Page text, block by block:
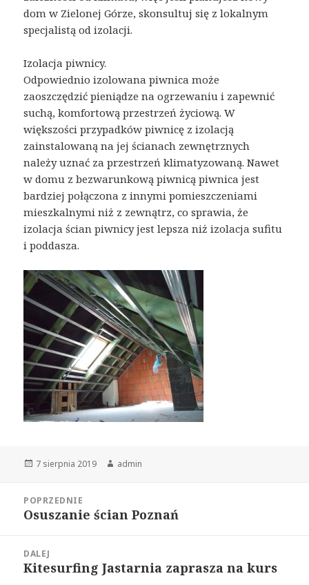
dom w Zielonej Górze, skonsultuj się z lokalnym
specjalistą od izolacji.
Izolacja piwnicy.
Odpowiednio izolowana piwnica może
zaoszczędzić pieniądze na ogrzewaniu i zapewnić
suchą, komfortową przestrzeń życiową. W
większości przypadków piwnicę z izolacją
zainstalowaną na jej ścianach zewnętrznych
należy uznać za przestrzeń klimatyzowaną. Nawet
w domu z bezwarunkową piwnicą piwnica jest
bardziej połączona z innymi pomieszczeniami
mieszkalnymi niż z zewnątrz, co sprawia, że ​​
izolacja ścian piwnicy jest lepsza niż izolacja sufitu
i poddasza.
Opublikowano
7 sierpnia 2019 Autor
admin
wpisuPOPRZEDNIE
Poprzedni
Osuszanie ścian Poznań
DALEJ
Następny
Kitesurfing Jastarnia zaprasza na kurs